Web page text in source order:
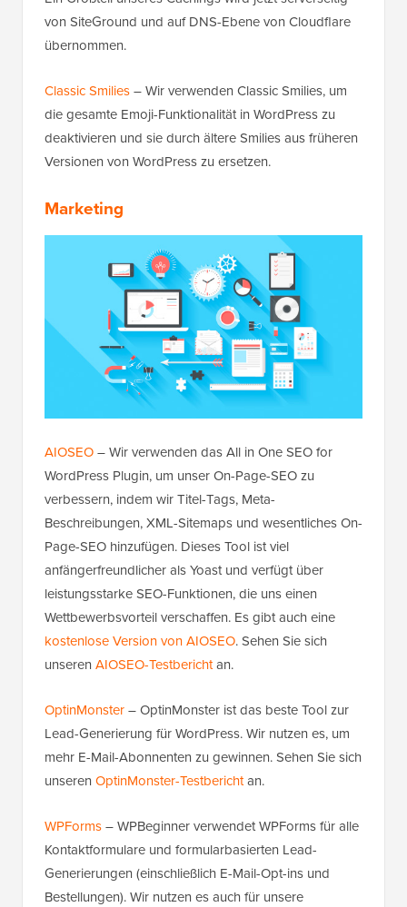
von SiteGround und auf DNS-Ebene von Cloudflare
übernommen.
Classic Smilies– Wir verwenden Classic Smilies, um
die gesamte Emoji-Funktionalität in WordPress zu
deaktivieren und sie durch ältere Smilies aus früheren
Versionen von WordPress zu ersetzen.
Marketing
AIOSEO– Wir verwenden das All in One SEO for
WordPress Plugin, um unser On-Page-SEO zu
verbessern, indem wir Titel-Tags, Meta-
Beschreibungen, XML-Sitemaps und wesentliches On-
Page-SEO hinzufügen. Dieses Tool ist viel
anfängerfreundlicher als Yoast und verfügt über
leistungsstarke SEO-Funktionen, die uns einen
Wettbewerbsvorteil verschaffen. Es gibt auch eine
kostenlose Version von AIOSEO. Sehen Sie sich
unseren AIOSEO-Testberichtan.
OptinMonster– OptinMonster ist das beste Tool zur
Lead-Generierung für WordPress. Wir nutzen es, um
mehr E-Mail-Abonnenten zu gewinnen. Sehen Sie sich
unseren OptinMonster-Testberichtan.
WPForms– WPBeginner verwendet WPForms für alle
Kontaktformulare und formularbasierten Lead-
Generierungen (einschließlich E-Mail-Opt-ins und
Bestellungen). Wir nutzen es auch für unsere